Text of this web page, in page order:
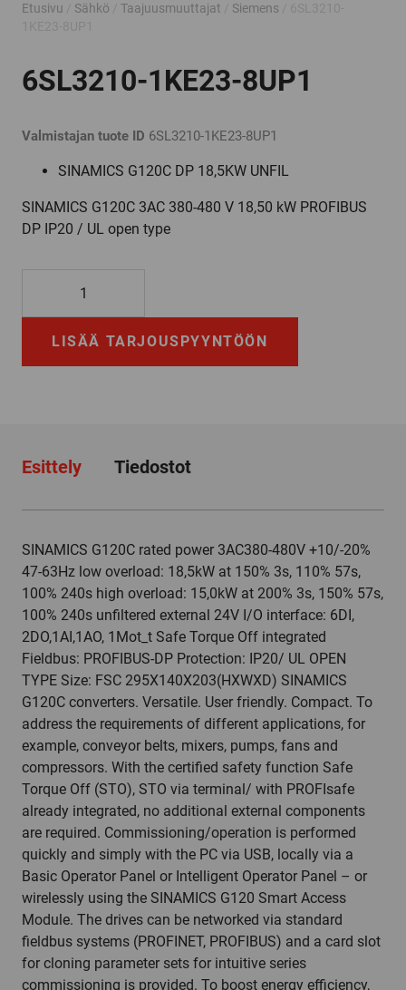
Etusivu Sähkö Taajuusmuuttajat Siemens
6SL3210-1KE23-8UP1
Valmistajan tuote ID 6SL3210-1KE23-8UP1
SINAMICS G120C DP 18,5KW UNFIL
SINAMICS G120C 3AC 380-480 V 18,50 kW PROFIBUS
DP IP20 / UL open type
8UP1
määräLISÄÄ TARJOUSPYYNTÖÖN
Esittely Tiedostot
SINAMICS G120C rated power 3AC380-480V +10/-20%
47-63Hz low overload: 18,5kW at 150% 3s, 110% 57s,
100% 240s high overload: 15,0kW at 200% 3s, 150% 57s,
100% 240s unfiltered external 24V I/O interface: 6DI,
2DO,1AI,1AO, 1Mot_t Safe Torque Off integrated
Fieldbus: PROFIBUS-DP Protection: IP20/ UL OPEN
TYPE Size: FSC 295X140X203(HXWXD) SINAMICS
G120C converters. Versatile. User friendly. Compact. To
address the requirements of different applications, for
example, conveyor belts, mixers, pumps, fans and
compressors. With the certified safety function Safe
Torque Off (STO), STO via terminal/ with PROFIsafe
already integrated, no additional external components
are required. Commissioning/operation is performed
quickly and simply with the PC via USB, locally via a
Basic Operator Panel or Intelligent Operator Panel – or
wirelessly using the SINAMICS G120 Smart Access
Module. The drives can be networked via standard
fieldbus systems (PROFINET, PROFIBUS) and a card slot
for cloning parameter sets for intuitive series
commissioning is provided. To boost energy efficiency,